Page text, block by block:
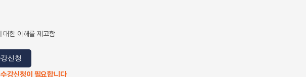
대한 이해를 제고함
신청
강신청이 필요합니다